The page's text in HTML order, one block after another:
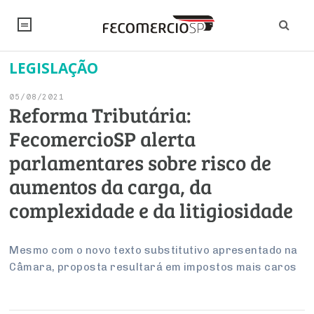
NOTÍCIAS
Editorial
Artigos
Institucional
Debates Fecomercio-SP
PROJETOS ESPECIAIS:
UM BRASIL
Economia
Pesquisas
Brasil
Internacional
Modernização do Estado
Economia Digital
Legislação
Trabalho
Negócios
Atacado
Sustentabilidade
SINDICATOS
PESQUISAS
FALE CONOSCO
INSTITUCIONAL
Imprensa
CONSELHOS
LEGISLAÇÃO
05/08/2021
Reforma Tributária:
FecomercioSP alerta
parlamentares sobre risco de
aumentos da carga, da
complexidade e da litigiosidade
Mesmo com o novo texto substitutivo apresentado na
Câmara, proposta resultará em impostos mais caros